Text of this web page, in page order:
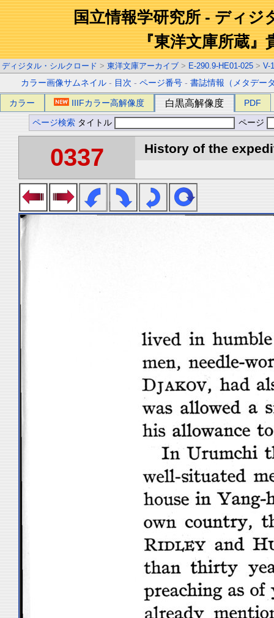
国立情報学研究所 - ディジ
『東洋文庫所蔵』
ディジタル・シルクロード > 東洋文庫アーカイブ > E-290.9-HE01-025 > V-1
カラー画像サムネイル - 目次 -ページ番号 -書誌情報（メタデー
カラー IIIFカラー高解像度 白黒高解像度 PDF
ページ検索 タイトル ページ
0337 History of the